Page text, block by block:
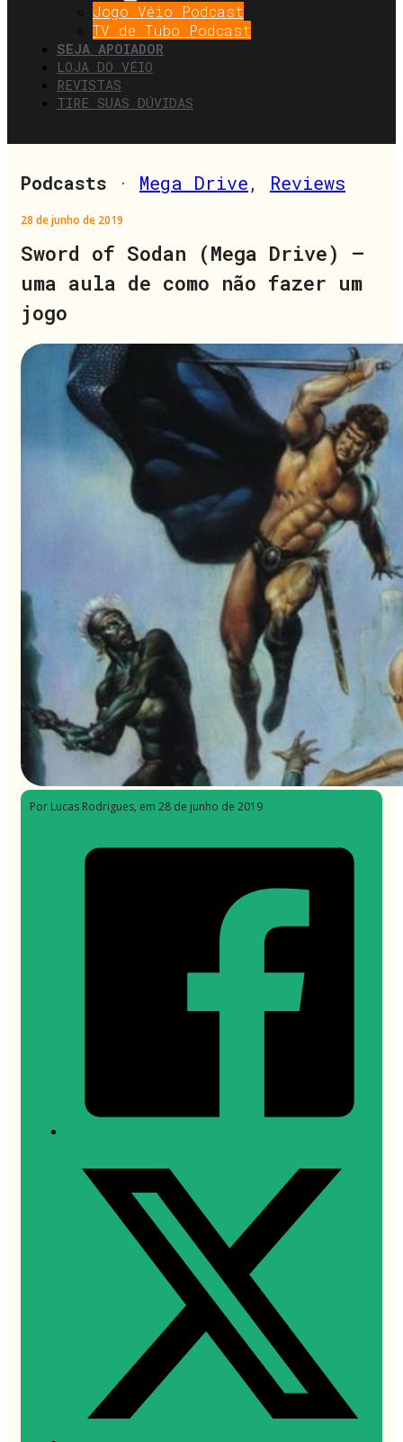
Jogo Véio Podcast
TV de Tubo Podcast
SEJA APOIADOR
LOJA DO VÉIO
REVISTAS
TIRE SUAS DÚVIDAS
Podcasts · Mega Drive, Reviews
28 de junho de 2019
Sword of Sodan (Mega Drive) –
uma aula de como não fazer um
jogo
Por Lucas Rodrigues, em 28 de junho de 2019